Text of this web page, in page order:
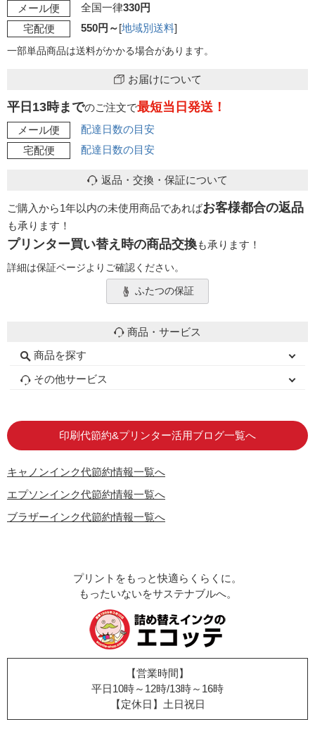
メール便
全国一律330円
宅配便
550円～[地域別送料]
一部単品商品は送料がかかる場合があります。
お届けについて
平日13時までのご注文で最短当日発送！
メール便
配達日数の目安
宅配便
配達日数の目安
返品・交換・保証について
ご購入から1年以内の未使用商品であればお客様都合の返品
も承ります！
プリンター買い替え時の商品交換も承ります！
詳細は保証ページよりご確認ください。
ふたつの保証
商品・サービス
商品を探す
初心者用セット
キャノンインク
エプソンインク
ブラザーインク
詰め替えインク
互換インクボトル
互換インクカートリッジ
再生インクカートリッジ
トナーカートリッジ
その他サービス
印刷代節約&プリンター活用ブログ一覧へ
キャノンインク代節約情報一覧へ
エプソンインク代節約情報一覧へ
ブラザーインク代節約情報一覧へ
プリントをもっと快適らくらくに。
もったいないをサステナブルへ。
【営業時間】
平日10時～12時/13時～16時
【定休日】土日祝日